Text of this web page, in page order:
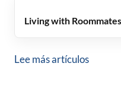
Living with Roommates
Lee más artículos